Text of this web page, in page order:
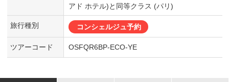
アド ホテル)と同等クラス (パリ)
旅行種別 コンシェルジュ予約
ツアーコード OSFQR6BP-ECO-YE